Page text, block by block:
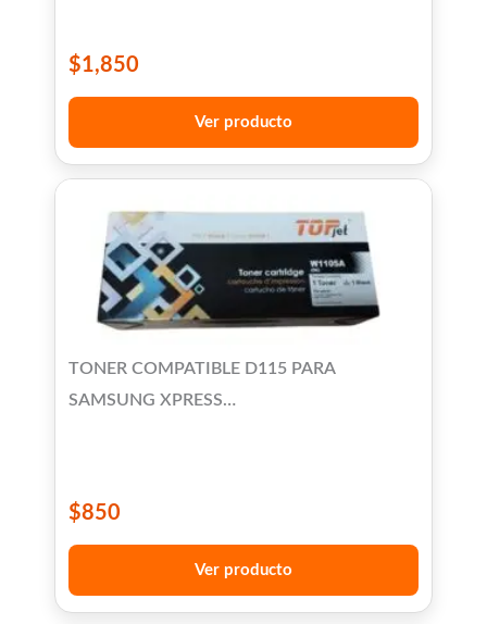
$1,850
Ver producto
TONER COMPATIBLE D115 PARA
SAMSUNG XPRESS
$850
Ver producto